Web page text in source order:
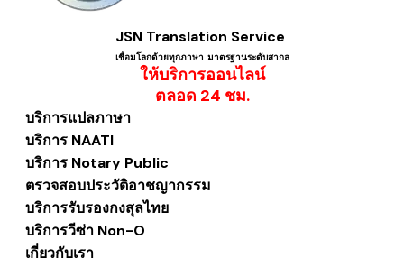
JSN Translation Service
เชื่อมโลกด้วยทุกภาษา ​มาตรฐานระดับสากล
ให้บริการออนไลน์
​ตลอด 24 ชม.
บริการแปลภาษา
บริการ NAATI
บริการ Notary Public
ตรวจสอบประวัติอาชญากรรม
บริการรับรองกงสุลไทย
บริการวีซ่า Non-O
เกี่ยวกับเรา